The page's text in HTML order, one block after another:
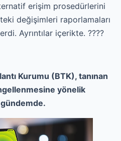
erişim prosedürlerini
değişimleri raporlamaları
Ayrıntılar içerikte. ????
Kurumu (BTK), tanınan
yönelik